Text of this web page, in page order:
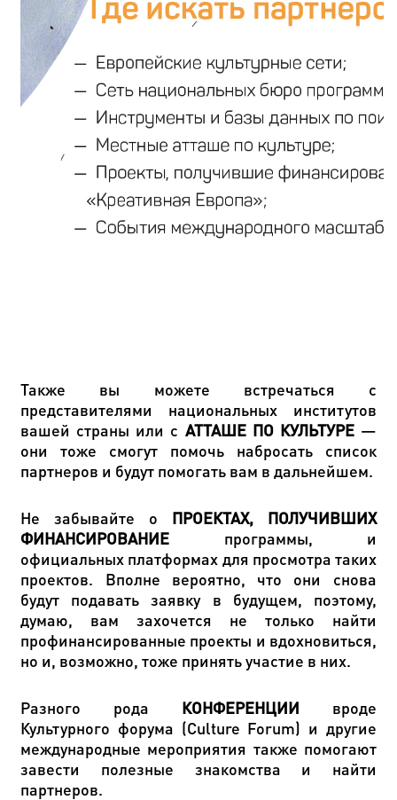
Также вы можете встречаться с
представителями национальных институтов
вашей страны или с АТТАШЕ ПО КУЛЬТУРЕ—
они тоже смогут помочь набросать список
партнеров и будут помогать вам в дальнейшем.
Не забывайте о ПРОЕКТАХ, ПОЛУЧИВШИХ
ФИНАНСИРОВАНИЕ программы, и
официальных платформах для просмотра таких
проектов. Вполне вероятно, что они снова
будут подавать заявку в будущем, поэтому,
думаю, вам захочется не только найти
профинансированные проекты и вдохновиться,
но и, возможно, тоже принять участие в них.
Разного рода КОНФЕРЕНЦИИ вроде
Культурного форума (Culture Forum) и другие
международные мероприятия также помогают
завести полезные знакомства и найти
партнеров.